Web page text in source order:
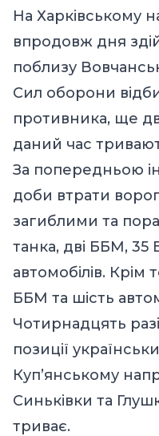
На Харківському
впродовж дня
поблизу
Сил оборони
противника, ще
даний час
За попередньою
доби втрати
загиблими та
танка, дві ББМ, 35
автомобілів.
ББМ та шість
Чотирнадцять
позиції
Куп’янському
Синьківки та
триває.